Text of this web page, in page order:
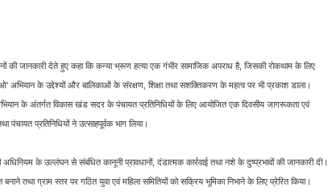
की जानकारी देते हुए कहा कि कन्या भ्रूण हत्या एक गंभीर सामाजिक अपराध है, जिसकी रोकथाम के लिए
अभियान के उद्देश्यों और बालिकाओं के संरक्षण, शिक्षा तथा सशक्तिकरण के महत्व पर भी प्रकाश डाला।
के अंतर्गत विकास खंड सदर के पंचायत प्रतिनिधियों के लिए आयोजित एक दिवसीय जागरूकता एवं
पंचायत प्रतिनिधियों ने उत्साहपूर्वक भाग लिया।
के उल्लंघन से संबंधित कानूनी प्रावधानों, दंडात्मक कार्रवाई तथा नशे के दुष्प्रभावों की जानकारी दी।
तथा ग्राम स्तर पर गठित युवा एवं महिला समितियों को सक्रिय भूमिका निभाने के लिए प्रेरित किया।